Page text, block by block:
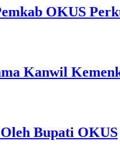
OKUS
Kanwil
Bupati OKUS